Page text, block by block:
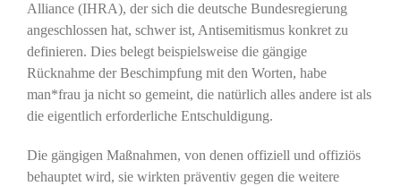
Alliance (IHRA), der sich die deutsche Bundesregierung
angeschlossen hat, schwer ist, Antisemitismus konkret zu
definieren. Dies belegt beispielsweise die gängige
Rücknahme der Beschimpfung mit den Worten, habe
man*frau ja nicht so gemeint, die natürlich alles andere ist als
die eigentlich erforderliche Entschuldigung.
Die gängigen Maßnahmen, von denen offiziell und offiziös
behauptet wird, sie wirkten präventiv gegen die weitere